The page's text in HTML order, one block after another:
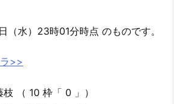
水）23時01分時点 のものです。
>>
（ 10 枠「 0 」）